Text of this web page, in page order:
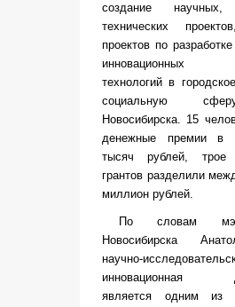
создание
технических
проектов по
инновационных
технологий в
социальную
Новосибирска. 15
денежные премии в
тысяч рублей, трое
грантов разделили
миллион рублей.
По словам
Новосибирска
научно-
инновационная
является одним из